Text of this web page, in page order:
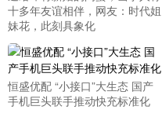
十多年友谊相伴，网友：时代姐
妹花，此刻具象化
恒盛优配 “小接口”大生态 国产
手机巨头联手推动快充标准化